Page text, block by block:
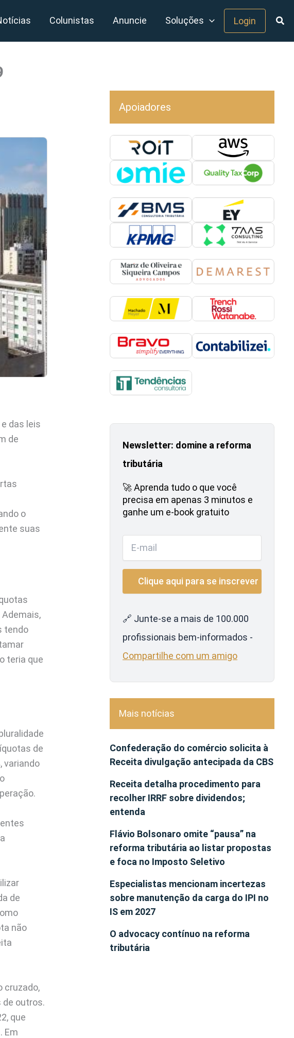
Colunistas Anuncie Soluções Login
das leis
de
o
suas
tendo
teria que
de
variando
de
não
cruzado,
outros.
que
Em
Apoiadores
Newsletter: domine a reforma
tributária
🚀 Aprenda tudo o que você
precisa em apenas 3 minutos e
ganhe um e-book gratuito
🔗 Junte-se a mais de 100.000
profissionais bem-informados -
Compartilhe com um amigo
Mais notícias
Confederação do comércio solicita à
Receita divulgação antecipada da CBS
Receita detalha procedimento para
recolher IRRF sobre dividendos;
entenda
Flávio Bolsonaro omite “pausa” na
reforma tributária ao listar propostas
e foca no Imposto Seletivo
Especialistas mencionam incertezas
sobre manutenção da carga do IPI no
IS em 2027
O advocacy contínuo na reforma
tributária